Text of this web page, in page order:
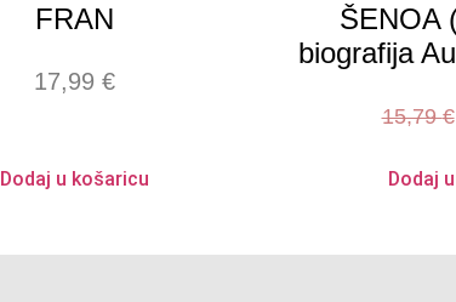
FRAN
17,99 €
Dodaj u košaricu
ŠENOA
biografija
15,79€
Dodaj